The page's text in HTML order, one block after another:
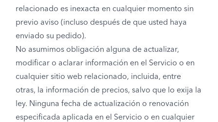
relacionado es inexacta en cualquier momento sin
previo aviso (incluso después de que usted haya
enviado su pedido).
No asumimos obligación alguna de actualizar,
modificar o aclarar información en el Servicio o en
cualquier sitio web relacionado, incluida, entre
otras, la información de precios, salvo que lo exija la
ley. Ninguna fecha de actualización o renovación
especificada aplicada en el Servicio o en cualquier